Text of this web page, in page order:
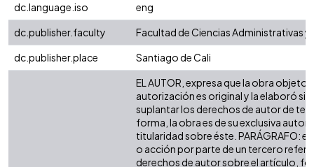
dc.language.iso
eng
dc.publisher.faculty
Facultad de Ciencias Administrativas
dc.publisher.place
Santiago de Cali
EL AUTOR, expresa que la obra objeto
autorización es original y la elaboró
suplantar los derechos de autor de
forma, la obra es de su exclusiva
titularidad sobre éste. PARÁGRAFO:
o acción por parte de un tercero
derechos de autor sobre el artículo,